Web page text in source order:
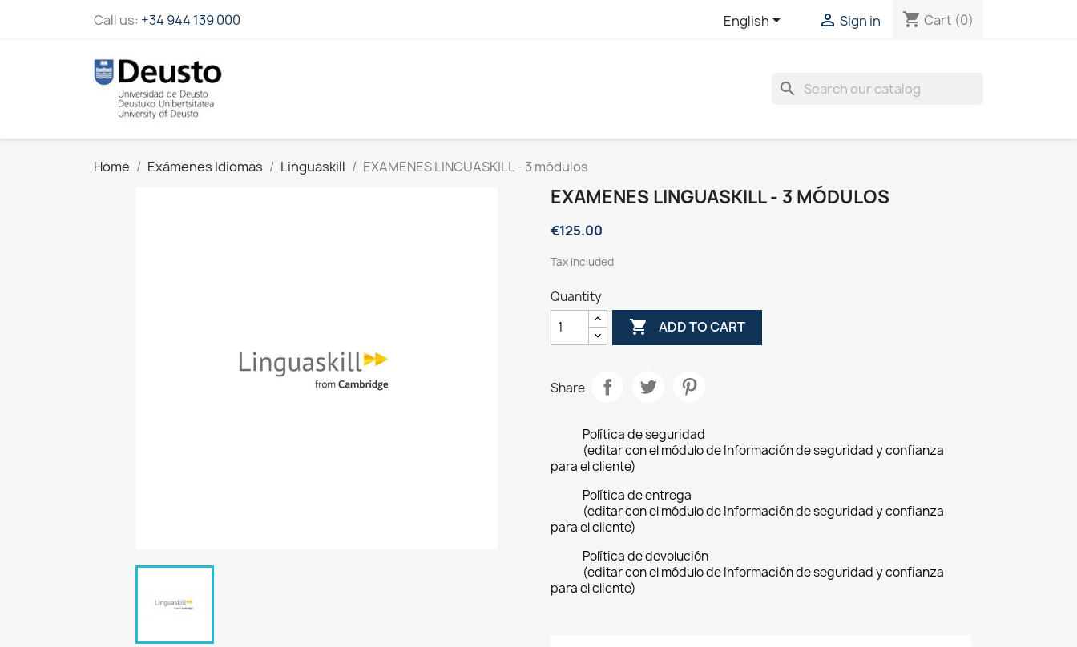
Call us: +34 944 139 000 English  Sign in shopping_cart Cart (0)
search
Home Exámenes Idiomas Linguaskill EXAMENES LINGUASKILL - 3 módulos
EXAMENES LINGUASKILL - 3 MÓDULOS
€125.00
Tax included
Quantity
 ADD TO CART
Share
Política de seguridad
(editar con el módulo de Información de seguridad y confianza
para el cliente)
Política de entrega
(editar con el módulo de Información de seguridad y confianza
para el cliente)
Política de devolución
(editar con el módulo de Información de seguridad y confianza
para el cliente)